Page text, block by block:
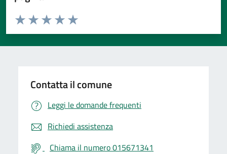
Valuta da 1 a 5 stelle la pagina
Valuta 5 stelle su 5
Valuta 4 stelle su 5
Valuta 3 stelle su 5
Valuta 2 stelle su 5
Valuta 1 stelle su 5
Contatta il comune
Leggi le domande frequenti
Richiedi assistenza
Chiama il numero 015671341